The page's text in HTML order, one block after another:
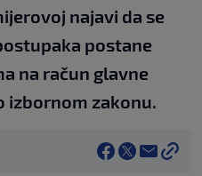
najavi da se
postane
na račun glavne
izbornom zakonu.